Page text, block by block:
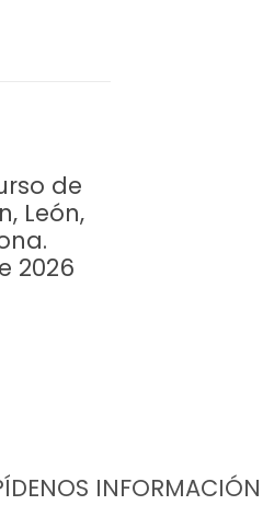
de
León,
2026
INFORMACIÓN